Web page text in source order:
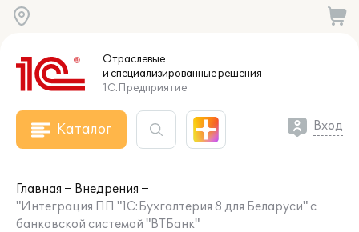
Отраслевые
и специализированныерешения
1С:Предприятие
Каталог Вход
Главная
Внедрения
"Интеграция ПП "1С:Бухгалтерия 8 для Беларуси" с
банковской системой "ВТБанк"